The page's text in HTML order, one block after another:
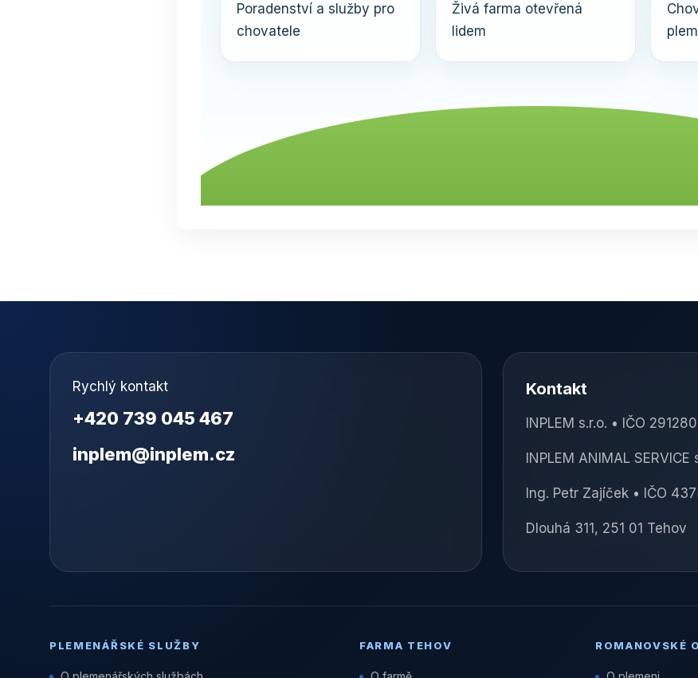
Poradenství a služby pro
chovatele
Živá farma otevřená
lidem
Rychlý kontakt
+420 739 045 467
inplem@inplem.cz
Kontakt
INPLEM s.r.o. • IČO
INPLEM ANIMAL
Ing. Petr Zajíček • IČO
Dlouhá 311, 251 01 Tehov
PLEMENÁŘSKÉ SLUŽBY FARMA TEHOV ROMANOVSKÉ